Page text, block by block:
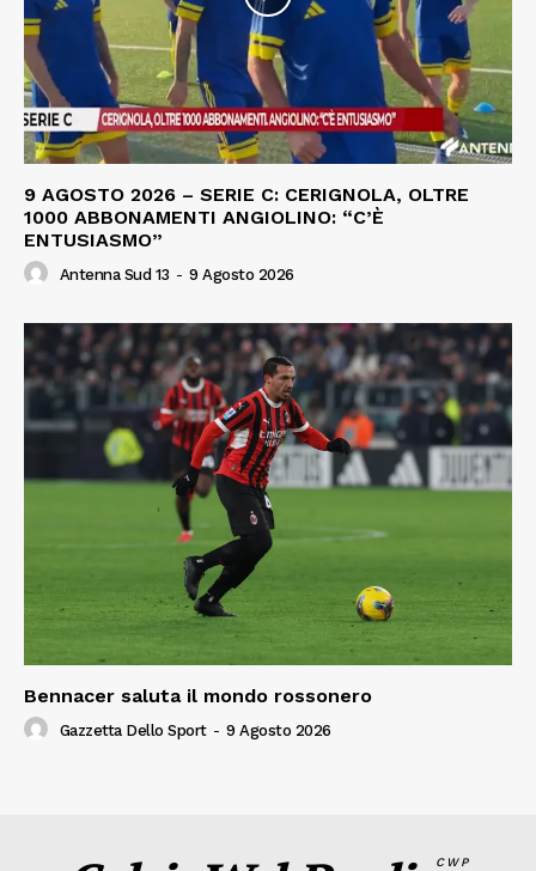
9 AGOSTO 2026 – SERIE C: CERIGNOLA, OLTRE
1000 ABBONAMENTI ANGIOLINO: “C’È
ENTUSIASMO”
Antenna Sud 13 - 9 Agosto 2026
Bennacer saluta il mondo rossonero
Gazzetta Dello Sport - 9 Agosto 2026
CWP